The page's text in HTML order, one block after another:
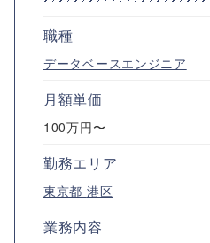
職種
データベースエンジニア
月額単価
100万円〜
勤務エリア
東京都 港区
業務内容